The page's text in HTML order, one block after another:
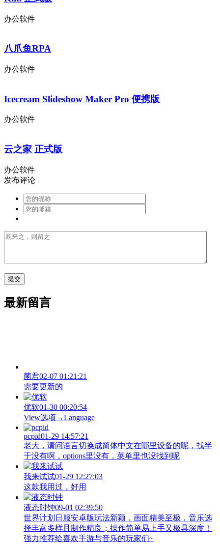
办公软件
八爪鱼RPA
办公软件
Icecream Slideshow Maker Pro 便携版
办公软件
云之家 正式版
办公软件
发布评论
最新留言
菌君02-07 01:21:21
需要更新的
优软01-30 00:20:54
View‌选项→Language
pcpid01-29 14:57:21
老大，请问语言切换成简体中文在哪里设备的呢，找半
于没有啊，options里没有，菜单里也没找到呢
我来试试01-29 12:27:03
这款我用过，好用
液态时钟09-01 02:39:50
世界计划日服安卓版玩法新颖，画面精美至极，音乐选
择丰富多样且制作精良；操作简单易上手又极具深度！
强力推荐给喜欢手游与音乐的玩家们~